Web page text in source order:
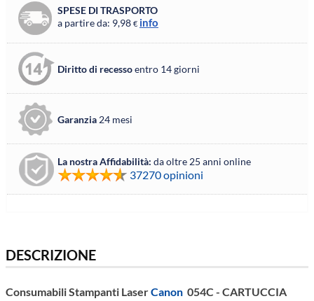
SPESE DI TRASPORTO
a partire da: 9,98 € info
Diritto di recessoentro 14 giorni
Garanzia 24 mesi
La nostra Affidabilità: da oltre 25 anni online
37270 opinioni
DESCRIZIONE
Consumabili Stampanti LaserCanon 054C - CARTUCCIA